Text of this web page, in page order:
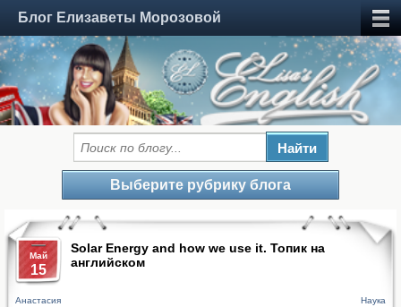
Блог Елизаветы Морозовой
Выберите рубрику блога
Май
15
Solar Energy and how we use it. Топик на
английском
Анастасия Наука